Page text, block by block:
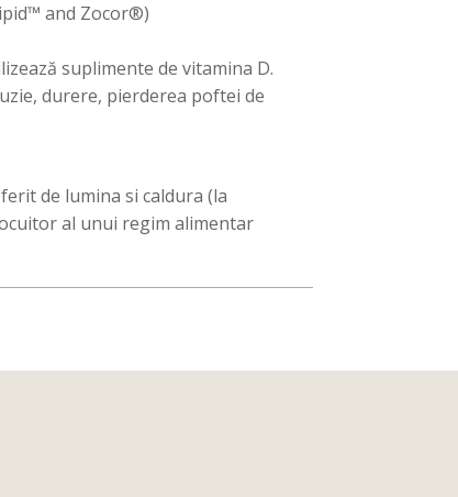
and Zocor®)
suplimente de vitamina D.
durere, pierderea poftei de
de lumina si caldura (la
al unui regim alimentar